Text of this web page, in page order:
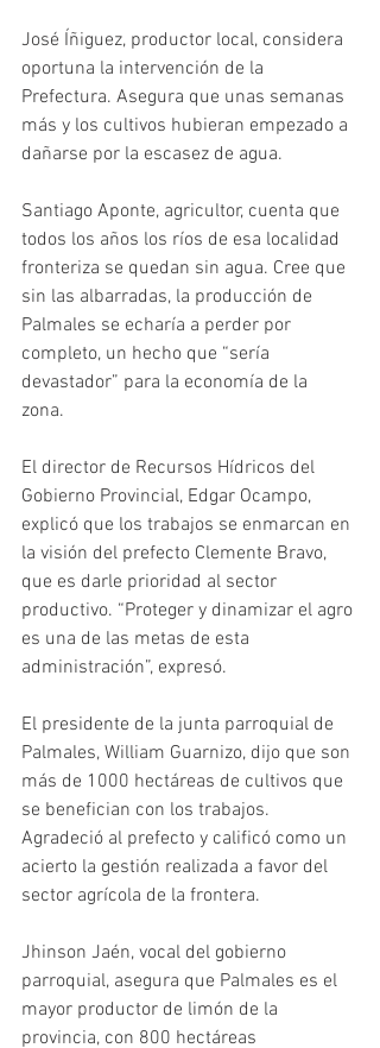
José Íñiguez, productor local, considera
oportuna la intervención de la
Prefectura. Asegura que unas semanas
más y los cultivos hubieran empezado a
dañarse por la escasez de agua.
Santiago Aponte, agricultor, cuenta que
todos los años los ríos de esa localidad
fronteriza se quedan sin agua. Cree que
sin las albarradas, la producción de
Palmales se echaría a perder por
completo, un hecho que “sería
devastador” para la economía de la
zona.
El director de Recursos Hídricos del
Gobierno Provincial, Edgar Ocampo,
explicó que los trabajos se enmarcan en
la visión del prefecto Clemente Bravo,
que es darle prioridad al sector
productivo. “Proteger y dinamizar el agro
es una de las metas de esta
administración”, expresó.
El presidente de la junta parroquial de
Palmales, William Guarnizo, dijo que son
más de 1000 hectáreas de cultivos que
se benefician con los trabajos.
Agradeció al prefecto y calificó como un
acierto la gestión realizada a favor del
sector agrícola de la frontera.
Jhinson Jaén, vocal del gobierno
parroquial, asegura que Palmales es el
mayor productor de limón de la
provincia, con 800 hectáreas